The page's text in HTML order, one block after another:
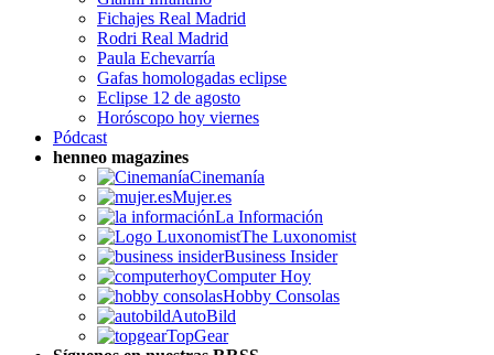
Fichajes Real Madrid
Rodri Real Madrid
Paula Echevarría
Gafas homologadas eclipse
Eclipse 12 de agosto
Horóscopo hoy viernes
Pódcast
henneo magazines
Cinemanía
Mujer.es
La Información
The Luxonomist
Business Insider
Computer Hoy
Hobby Consolas
AutoBild
TopGear